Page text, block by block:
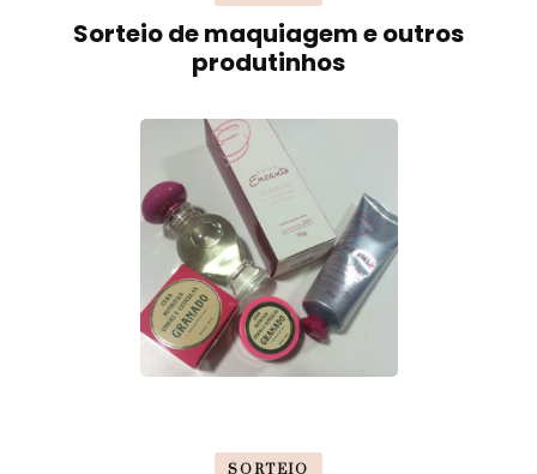
Sorteio de maquiagem e outros
produtinhos
SORTEIO